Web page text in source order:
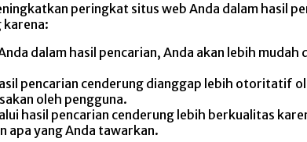
peringkat situs web Anda dalam hasil
karena:
dalam hasil pencarian, Anda akan lebih
pencarian cenderung dianggap lebih otoritatif
oleh pengguna.
hasil pencarian cenderung lebih berkualitas
apa yang Anda tawarkan.